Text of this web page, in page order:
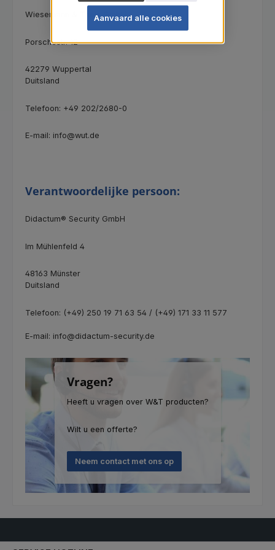
Wiesemann & Theis GmbH
Porschestr. 12
42279 Wuppertal
Duitsland
Telefoon: +49 202/2680-0
E-mail: info@wut.de
Verantwoordelijke persoon:
Didactum® Security GmbH
Im Mühlenfeld 4
48163 Münster
Duitsland
Telefoon: (+49) 250 19 71 63 54 / (+49) 171 33 11 577
E-mail: info@didactum-security.de
Vragen?
Heeft u vragen over W&T producten?
Wilt u een offerte?
Neem contact met ons op
Aanvaard alle cookies